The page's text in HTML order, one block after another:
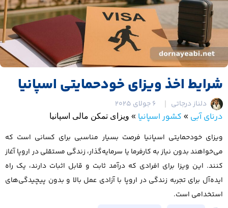
شرایط اخذ ویزای خودحمایتی اسپانیا
دلناز درجاتی 6 جولای 2025
درنای آبی » کشور اسپانیا » ویزای تمکن مالی اسپانیا
ویزای خودحمایتی اسپانیا فرصت بسیار مناسبی برای کسانی است که
می‌خواهند بدون نیاز به کارفرما یا سرمایه‌گذار، زندگی مستقلی در اروپا آغاز
کنند. این ویزا برای افرادی که درآمد ثابت و قابل اثبات دارند، یک راه
ایده‌آل برای تجربه زندگی در اروپا با آزادی عمل بالا و بدون پیچیدگی‌های
استخدامی است.